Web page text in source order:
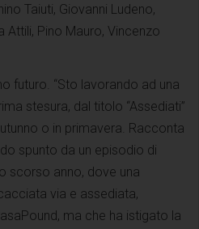
Taiuti, Giovanni Ludeno,
Attili, Pino Mauro, Vincenzo
futuro. “Sto lavorando ad una
stesura, dal titolo “Assediati”
o in primavera. Racconta
spunto da un episodio di
scorso anno, dove una
via e assediata,
ma che ha istigato la